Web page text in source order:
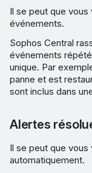
Il se peut que
événements.
Sophos Central
événements
unique. Par
panne et est
sont inclus dans
Alertes
Il se peut que
automatiquement.